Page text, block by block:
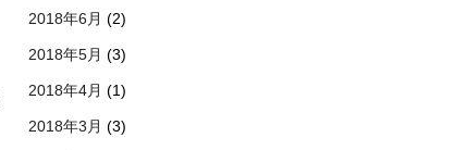
2018年6月 (2)
2018年5月 (3)
2018年4月 (1)
2018年3月 (3)